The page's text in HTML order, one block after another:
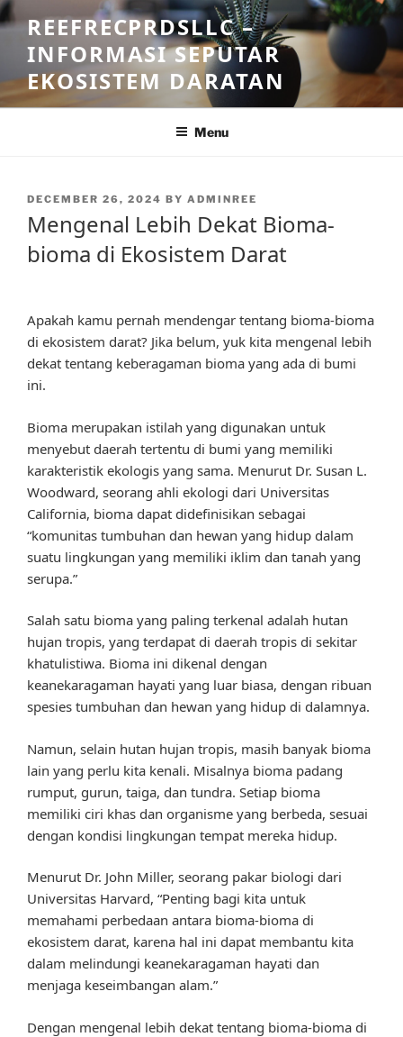
Skip
to
content
REEFRECPRDSLLC –
INFORMASI SEPUTAR
EKOSISTEM DARATAN
Menu
POSTED
DECEMBER 26, 2024 BY ADMINREE
Mengenal Lebih Dekat Bioma-
bioma di Ekosistem Darat
Apakah kamu pernah mendengar tentang bioma-bioma
di ekosistem darat? Jika belum, yuk kita mengenal lebih
dekat tentang keberagaman bioma yang ada di bumi
ini.
Bioma merupakan istilah yang digunakan untuk
menyebut daerah tertentu di bumi yang memiliki
karakteristik ekologis yang sama. Menurut Dr. Susan L.
Woodward, seorang ahli ekologi dari Universitas
California, bioma dapat didefinisikan sebagai
“komunitas tumbuhan dan hewan yang hidup dalam
suatu lingkungan yang memiliki iklim dan tanah yang
serupa.”
Salah satu bioma yang paling terkenal adalah hutan
hujan tropis, yang terdapat di daerah tropis di sekitar
khatulistiwa. Bioma ini dikenal dengan
keanekaragaman hayati yang luar biasa, dengan ribuan
spesies tumbuhan dan hewan yang hidup di dalamnya.
Namun, selain hutan hujan tropis, masih banyak bioma
lain yang perlu kita kenali. Misalnya bioma padang
rumput, gurun, taiga, dan tundra. Setiap bioma
memiliki ciri khas dan organisme yang berbeda, sesuai
dengan kondisi lingkungan tempat mereka hidup.
Menurut Dr. John Miller, seorang pakar biologi dari
Universitas Harvard, “Penting bagi kita untuk
memahami perbedaan antara bioma-bioma di
ekosistem darat, karena hal ini dapat membantu kita
dalam melindungi keanekaragaman hayati dan
menjaga keseimbangan alam.”
Dengan mengenal lebih dekat tentang bioma-bioma di